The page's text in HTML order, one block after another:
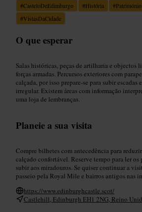
#CasteloDeEdimburgo #História #Património
#VistasDaCidade
O que esperar
Salas históricas, peças de artilharia e objectos
forças armadas. Percursos exteriores com
calçada, por isso prepare-se para subir escadas
irregular. Existem áreas com informação
uma loja de lembranças.
Planeie a sua visita
Compre bilhetes com antecedência para
calçado confortável. Reserve tempo para ler
subir aos miradouros. Se quiser continuar a
passeio pela Royal Mile e bairros antigos nas
https://www.edinburghcastle.scot/
Castlehill, Edinburgh EH1 2NG, Reino